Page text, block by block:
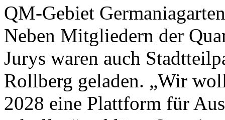
QM-Gebiet
Neben Mitgliedern der
Jurys waren auch
Rollberg geladen. „Wir
2028 eine Plattform für